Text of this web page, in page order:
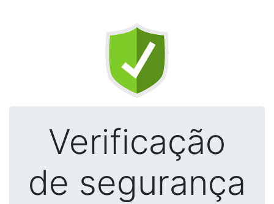
Verificação
de segurança